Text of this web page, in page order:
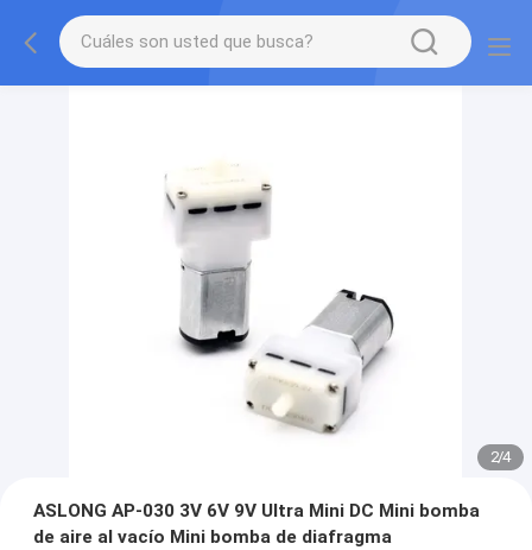
2/4
ASLONG AP-030 3V 6V 9V Ultra Mini DC Mini bomba
de aire al vacío Mini bomba de diafragma